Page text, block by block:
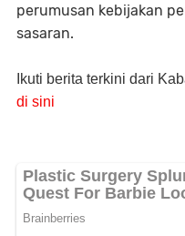
perumusan kebijakan
sasaran.
Ikuti berita terkini dari
di sini